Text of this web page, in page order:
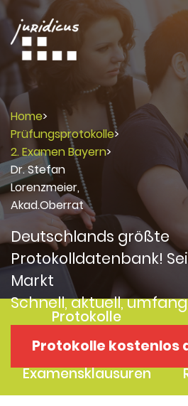
Home>
Prüfungsprotokolle>
2. Examen Bayern>
Dr. Stefan
Lorenzmeier,
Akad.Oberrat
Deutschlands größte
Protokolldatenbank!
Markt
Schnell, aktuell,
Protokolle kostenlos
Protokolle
Examensklausuren